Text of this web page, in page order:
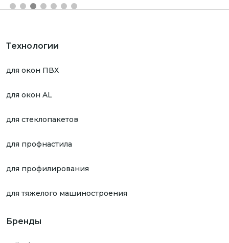
Технологии
для окон ПВХ
для окон AL
для стеклопакетов
для профнастила
для профилирования
для тяжелого машиностроения
Бренды